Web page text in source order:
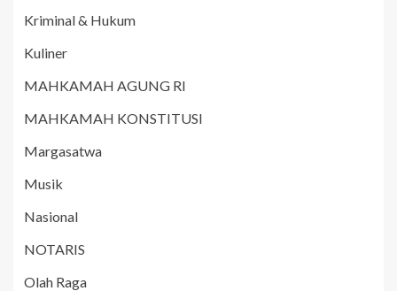
Kriminal & Hukum
Kuliner
MAHKAMAH AGUNG RI
MAHKAMAH KONSTITUSI
Margasatwa
Musik
Nasional
NOTARIS
Olah Raga